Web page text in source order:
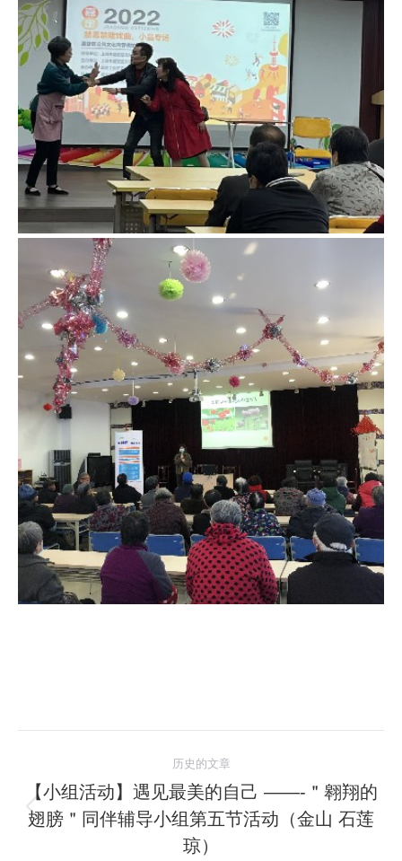
章
导
历史的文章
历
史
【小组活动】遇见最美的自己 ——-＂翱翔的
翅膀＂同伴辅导小组第五节活动（金山 石莲
琼）